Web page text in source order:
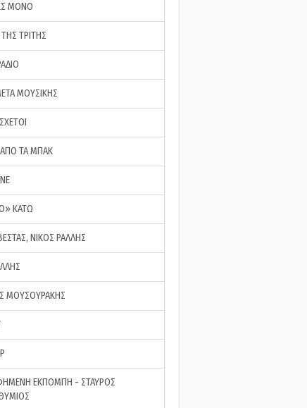
ΜΟΝΟ
ΤΡΙΤΗΣ
ΜΟΥΣΙΚΗΣ
ΤΑ ΜΠΑΚ
ΚΑΤΩ
ΝΙΚΟΣ ΡΑΛΛΗΣ
ΜΟΥΣΟΥΡΑΚΗΣ
ΕΚΠΟΜΠΗ - ΣΤΑΥΡΟΣ